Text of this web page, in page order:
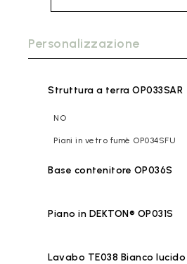
Personalizzazione
Struttura a terra OP033SAR
NO
Piani in vetro fumè OP034SFU
Base contenitore OP036S
Piano in DEKTON® OP031S
Lavabo TE038 Bianco lucido